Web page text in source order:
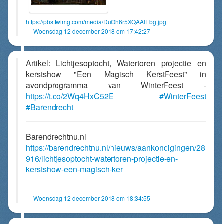
https://pbs.twimg.com/media/DuOh6r5XQAAlEbg.jpg
Woensdag 12 december 2018 om 17:42:27
Artikel: Lichtjesoptocht, Watertoren projectie en
kerstshow "Een Magisch KerstFeest" in
avondprogramma van WinterFeest -
https://t.co/2Wq4HxC52E
#WinterFeest
#Barendrecht
Barendrechtnu.nl
https://barendrechtnu.nl/nieuws/aankondigingen/28
916/lichtjesoptocht-watertoren-projectie-en-
kerstshow-een-magisch-ker
Woensdag 12 december 2018 om 18:34:55